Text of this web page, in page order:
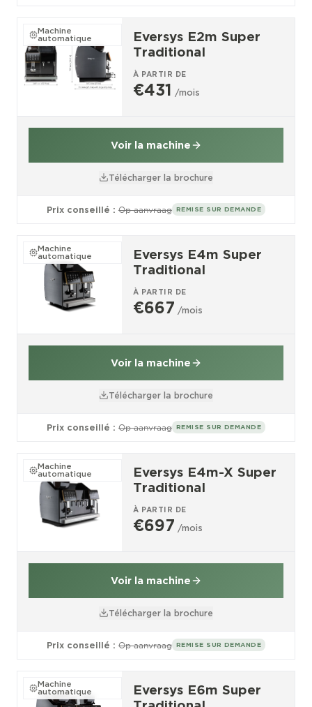
Machine
automatique
Eversys E2m Super
Traditional
À PARTIR DE
€431 /mois
Voir la machine
Télécharger la brochure
Prix conseillé : Op aanvraag REMISE SUR DEMANDE
Machine
automatique
Eversys E4m Super
Traditional
À PARTIR DE
€667 /mois
Voir la machine
Télécharger la brochure
Prix conseillé : Op aanvraag REMISE SUR DEMANDE
Machine
automatique
Eversys E4m-X Super
Traditional
À PARTIR DE
€697 /mois
Voir la machine
Télécharger la brochure
Prix conseillé : Op aanvraag REMISE SUR DEMANDE
Machine
automatique
Eversys E6m Super